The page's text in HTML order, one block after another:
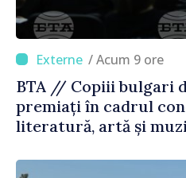
/ Acum 9 ore
BTA // Copiii bulgari
premiați în cadrul
literatură, artă și
Străinătate